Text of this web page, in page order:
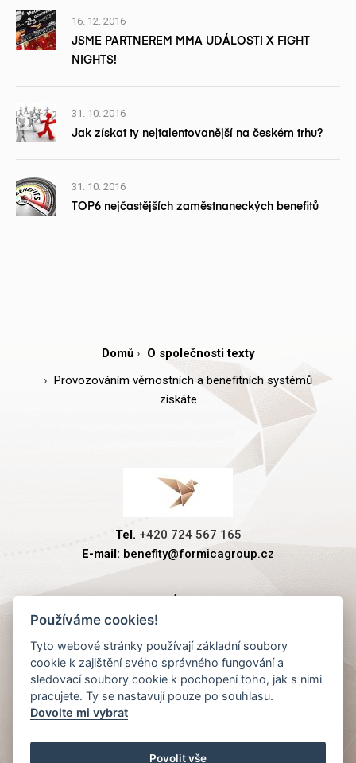
16. 12. 2016
JSME PARTNEREM MMA UDÁLOSTI X FIGHT
NIGHTS!
31. 10. 2016
Jak získat ty nejtalentovanější na českém trhu?
31. 10. 2016
TOP6 nejčastějších zaměstnaneckých benefitů
Domů
O společnosti texty
Provozováním věrnostních a benefitních systémů
získáte
Tel. +420 724 567 165
E-mail: benefity@formicagroup.cz
RYCHLÁ NAVIGACE
KLIENTSKÝ SERVIS
Používáme cookies!
Tyto webové stránky používají základní soubory
cookie k zajištění svého správného fungování a
sledovací soubory cookie k pochopení toho, jak s nimi
pracujete. Ty se nastavují pouze po souhlasu.
Dovolte mi vybrat
Povolit vše